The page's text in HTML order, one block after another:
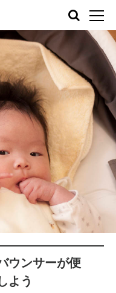
ウンサーが便
よう